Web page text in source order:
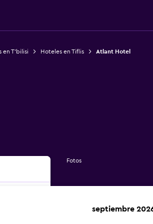
en T'bilisi Hoteles en Tiflis Atlant Hotel
Fotos
septiembre